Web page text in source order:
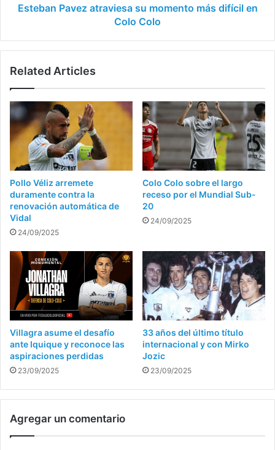
Colo
Esteban Pavez atraviesa su momento más difícil en
Colo Colo
Related Articles
Pollo Véliz arremete
duramente contra la
renovación automática de
Vidal
24/09/2025
Colo Colo sobre el largo
receso por el Mundial Sub-
20
24/09/2025
Villagra asume el desafío
ante Iquique y reconoce las
aspiraciones perdidas
23/09/2025
33 años del último título
internacional y con Mirko
Jozic
23/09/2025
Agregar un comentario